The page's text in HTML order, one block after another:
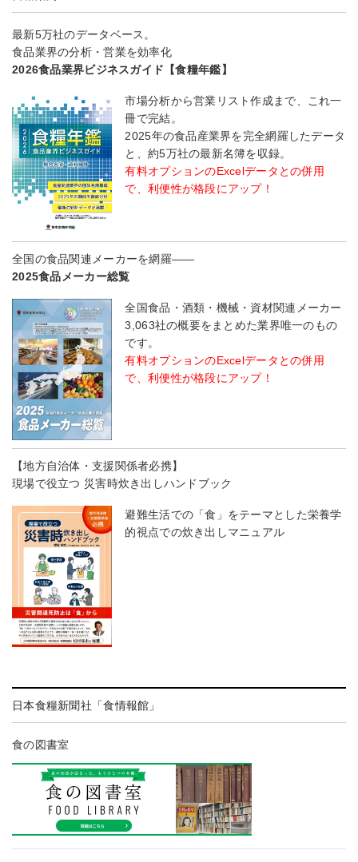
最新5万社のデータベース。
食品業界の分析・営業を効率化
2026食品業界ビジネスガイド【食糧年鑑】
市場分析から営業リスト作成まで、これ一
冊で完結。
2025年の食品産業界を完全網羅したデータ
と、約5万社の最新名簿を収録。
有料オプションのExcelデータとの併用
で、利便性が格段にアップ！
全国の食品関連メーカーを網羅――
2025食品メーカー総覧
全国食品・酒類・機械・資材関連メーカー
3,063社の概要をまとめた業界唯一のもの
です。
有料オプションのExcelデータとの併用
で、利便性が格段にアップ！
【地方自治体・支援関係者必携】
現場で役立つ 災害時炊き出しハンドブック
避難生活での「食」をテーマとした栄養学
的視点での炊き出しマニュアル
日本食糧新聞社「食情報館」
食の図書室